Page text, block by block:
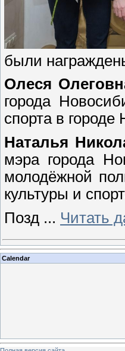
были
Олеся
города
спорта в
Наталья
мэра города
молодёжной
культуры и
Позд ... Читать
Calendar